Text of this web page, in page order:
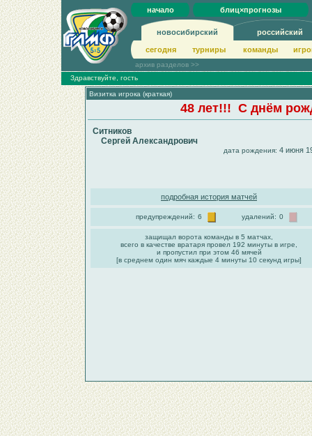
начало блиц×прогнозы
новосибирский российский
сегодня турниры команды
архив разделов >>
Здравствуйте, гость
Визитка игрока (краткая)
48 лет!!! С днём
Ситников
Сергей Александрович
дата рождения: 4 июня
подробная история матчей
предупреждений: 6 удалений: 0
защищал ворота команды в 5 матчах,
всего в качестве вратаря провел 192 минуты в игре,
и пропустил при этом 46 мячей
[в среднем один мяч каждые 4 минуты 10 секунд игры]